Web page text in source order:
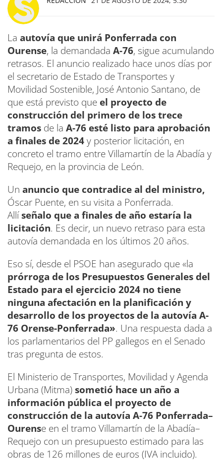
La autovía que unirá Ponferrada con
Ourense, la demandada A-76, sigue acumulando
retrasos. El anuncio realizado hace unos días por
el secretario de Estado de Transportes y
Movilidad Sostenible, José Antonio Santano, de
que está previsto que el proyecto de
construcción del primero de los trece
tramos de la A-76 esté listo para aprobación
a finales de 2024y posterior licitación, en
concreto el tramo entre Villamartín de la Abadía y
Requejo, en la provincia de León.
Un anuncio que contradice al del ministro,
Óscar Puente, en su visita a Ponferrada.
Allíseñalo que a finales de año estaría la
licitación. Es decir, un nuevo retraso para esta
autovía demandada en los últimos 20 años.
Eso sí, desde el PSOE han asegurado que «la
prórroga de los Presupuestos Generales del
Estado para el ejercicio 2024 no tiene
ninguna afectación en la planificación y
desarrollo de los proyectos de la autovía A-
76 Orense-Ponferrada». Una respuesta dada a
los parlamentarios del PP gallegos en el Senado
tras pregunta de estos.
El Ministerio de Transportes, Movilidad y Agenda
Urbana (Mitma)sometió hace un año a
información pública el proyecto de
construcción de la autovía A-76 Ponferrada–
Ourense en el tramo Villamartín de la Abadía–
Requejo con un presupuesto estimado para las
obras de 126 millones de euros (IVA incluido).